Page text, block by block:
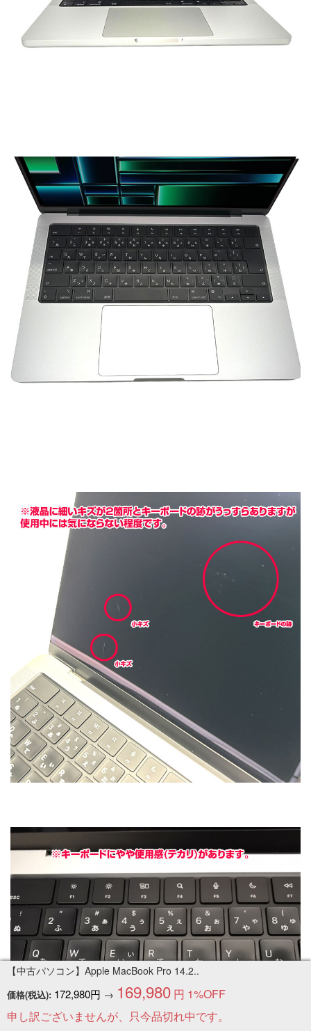
【中古パソコン】Apple MacBook Pro 14.2..
価格(税込): 172,980円 → 169,980 円 1%OFF
申し訳ございませんが、只今品切れ中です。